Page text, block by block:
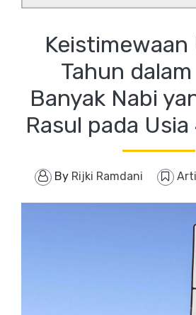
Keistimewaan
Tahun
Banyak Nabi
Rasul pada
By Rijki Ramdani